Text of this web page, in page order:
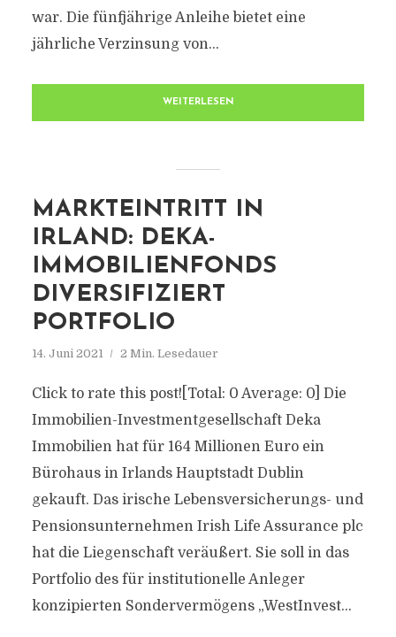
war. Die fünfjährige Anleihe bietet eine
jährliche Verzinsung von...
WEITERLESEN
MARKTEINTRITT IN
IRLAND: DEKA-
IMMOBILIENFONDS
DIVERSIFIZIERT
PORTFOLIO
14. Juni 2021 2 Min. Lesedauer
Click to rate this post![Total: 0 Average: 0] Die
Immobilien-Investmentgesellschaft Deka
Immobilien hat für 164 Millionen Euro ein
Bürohaus in Irlands Hauptstadt Dublin
gekauft. Das irische Lebensversicherungs- und
Pensionsunternehmen Irish Life Assurance plc
hat die Liegenschaft veräußert. Sie soll in das
Portfolio des für institutionelle Anleger
konzipierten Sondervermögens „WestInvest...